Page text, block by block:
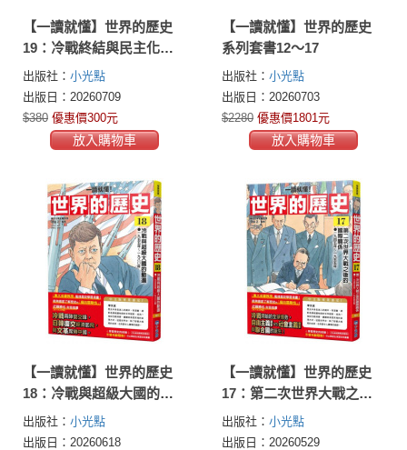
【一讀就懂】世界的歷史
19：冷戰終結與民主化運
動（一九八〇年～一九九
〇年）
出版社： 小光點
出版日：20260709
$380 優惠價300元
放入購物車
【一讀就懂】世界的歷史
系列套書12～17
出版社： 小光點
出版日：20260703
$2280 優惠價1801元
放入購物車
【一讀就懂】世界的歷史
18：冷戰與超級大國的動
盪（一九五五年～一九八
〇年）
出版社： 小光點
出版日：20260618
【一讀就懂】世界的歷史
17：第二次世界大戰之後
的國際關係（一九四五年
～一九五五年）
出版社： 小光點
出版日：20260529